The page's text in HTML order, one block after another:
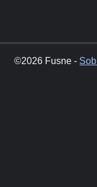
©2026 Fusne -